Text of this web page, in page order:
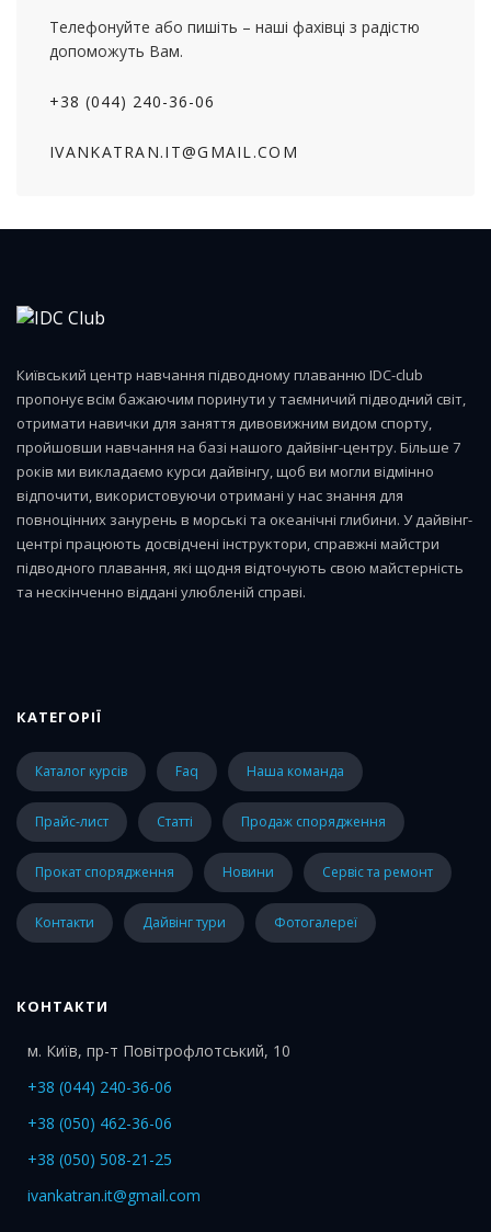
Телефонуйте або пишіть – наші фахівці з радістю
допоможуть Вам.
+38 (044) 240-36-06
IVANKATRAN.IT@GMAIL.COM
Київський центр навчання підводному плаванню IDC-club
пропонує всім бажаючим поринути у таємничий підводний світ,
отримати навички для заняття дивовижним видом спорту,
пройшовши навчання на базі нашого дайвінг-центру. Більше 7
років ми викладаємо курси дайвінгу, щоб ви могли відмінно
відпочити, використовуючи отримані у нас знання для
повноцінних занурень в морські та океанічні глибини. У дайвінг-
центрі працюють досвідчені інструктори, справжні майстри
підводного плавання, які щодня відточують свою майстерність
та нескінченно віддані улюбленій справі.
КАТЕГОРІЇ
каталог курсів faq наша команда
прайс-лист статті Продаж спорядження
Прокат спорядження Новини Сервіс та ремонт
Контакти Дайвінг тури Фотогалереї
КОНТАКТИ
м. Київ, пр-т Повітрофлотський, 10
+38 (044) 240-36-06
+38 (050) 462-36-06
+38 (050) 508-21-25
ivankatran.it@gmail.com